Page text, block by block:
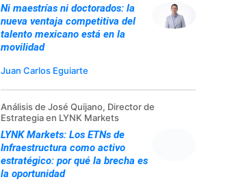
Ni maestrías ni doctorados: la
nueva ventaja competitiva del
talento mexicano está en la
movilidad
Juan Carlos Eguiarte
Análisis de José Quijano, Director de
Estrategia en LYNK Markets
LYNK Markets: Los ETNs de
Infraestructura como activo
estratégico: por qué la brecha es
la oportunidad